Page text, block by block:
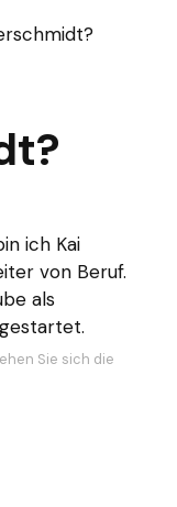
ich Kai
von Beruf.
als
Sie sich die